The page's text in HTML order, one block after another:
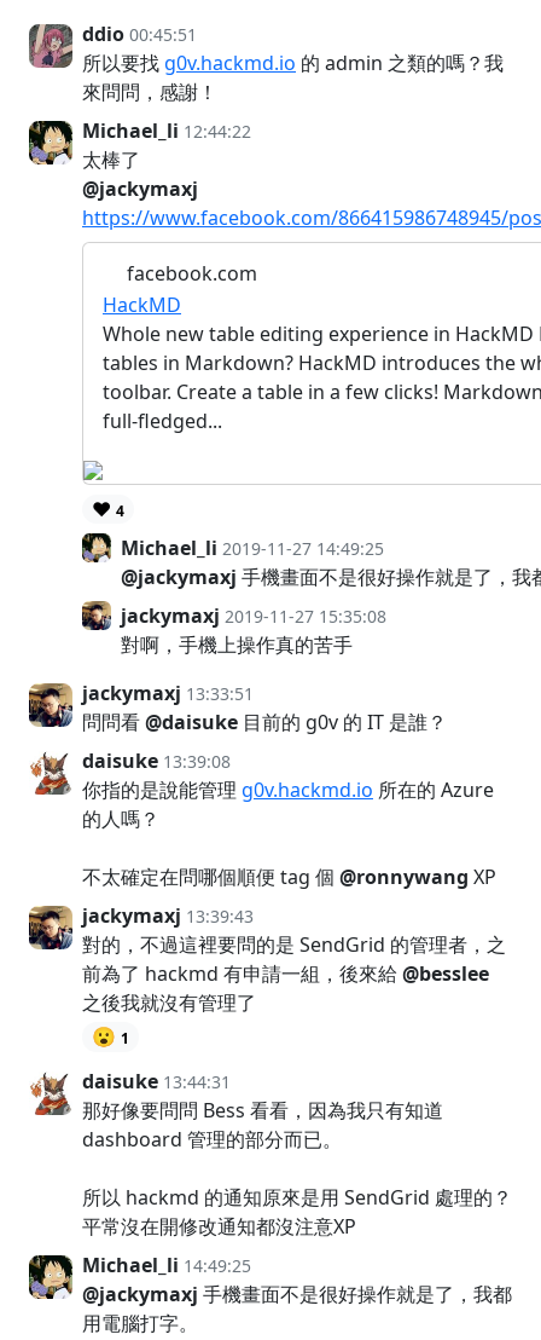
ddio 00:45:51
所以要找 g0v.hackmd.io 的 admin 之類的嗎？我
來問問，感謝！
Michael_li 12:44:22
太棒了
@jackymaxj
https://www.facebook.com/866415986748945/
facebook.com
HackMD
Whole new table editing experience in
tables in Markdown? HackMD introduces the
toolbar. Create a table in a few clicks!
full-fledged...
❤️ 4
Michael_li 2019-11-27 14:49:25
@jackymaxj 手機畫面不是很好操作就是了，我
jackymaxj 2019-11-27 15:35:08
對啊，手機上操作真的苦手
jackymaxj 13:33:51
問問看@daisuke 目前的 g0v 的 IT 是誰？
daisuke 13:39:08
你指的是說能管理 g0v.hackmd.io 所在的 Azure
的人嗎？
不太確定在問哪個順便 tag 個 @ronnywang XP
jackymaxj 13:39:43
對的，不過這裡要問的是 SendGrid 的管理者，之
前為了 hackmd 有申請一組，後來給@besslee
之後我就沒有管理了
😮 1
daisuke 13:44:31
那好像要問問 Bess 看看，因為我只有知道
dashboard 管理的部分而已。
所以 hackmd 的通知原來是用 SendGrid 處理的？
平常沒在開修改通知都沒注意XP
Michael_li 14:49:25
@jackymaxj 手機畫面不是很好操作就是了，我都
用電腦打字。